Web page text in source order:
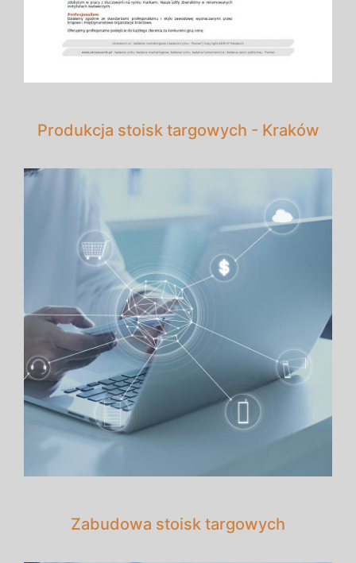
Produkcja stoisk targowych - Kraków
Zabudowa stoisk targowych